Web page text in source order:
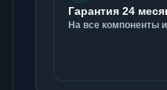
Гарантия 24
На все компоненты